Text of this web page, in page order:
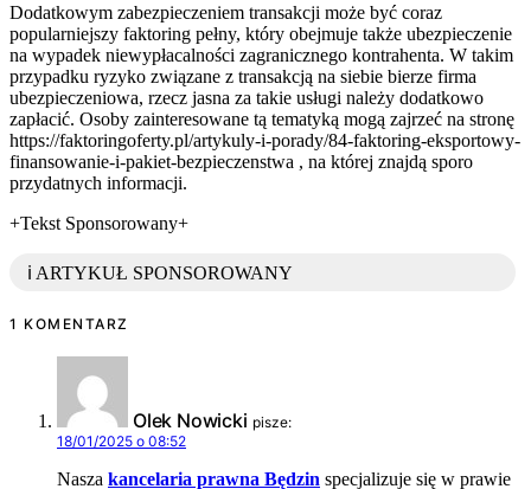
Dodatkowym zabezpieczeniem transakcji może być coraz
popularniejszy faktoring pełny, który obejmuje także ubezpieczenie
na wypadek niewypłacalności zagranicznego kontrahenta. W takim
przypadku ryzyko związane z transakcją na siebie bierze firma
ubezpieczeniowa, rzecz jasna za takie usługi należy dodatkowo
zapłacić. Osoby zainteresowane tą tematyką mogą zajrzeć na stronę
https://faktoringoferty.pl/artykuly-i-porady/84-faktoring-eksportowy-
finansowanie-i-pakiet-bezpieczenstwa , na której znajdą sporo
przydatnych informacji.
+Tekst Sponsorowany+
ℹ️ ARTYKUŁ SPONSOROWANY
1 KOMENTARZ
Olek Nowicki pisze:
18/01/2025 o 08:52
Nasza kancelaria prawna Będzin specjalizuje się w prawie